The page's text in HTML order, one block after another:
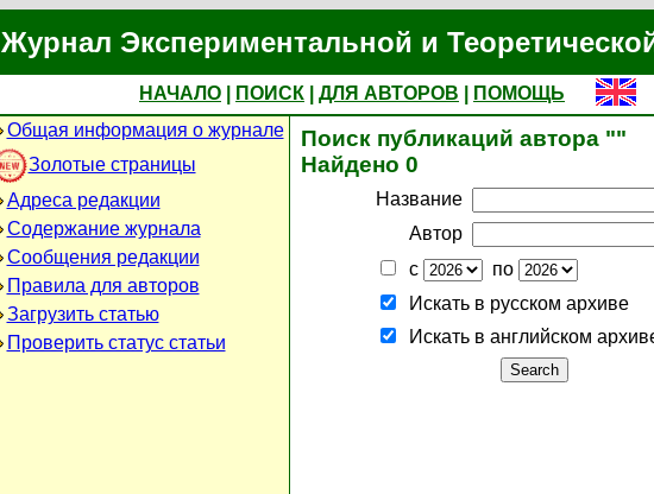
Журнал Экспериментальной и
НАЧАЛО ПОИСК ДЛЯ АВТОРОВ
ПОМОЩЬ
Общая информация о журнале
Золотые страницы
Адреса редакции
Содержание журнала
Сообщения редакции
Правила для авторов
Загрузить статью
Проверить статус статьи
Поиск публикаций автора ""
Найдено 0
Название
Автор
с
по
Искать в русском архиве
Искать в английском